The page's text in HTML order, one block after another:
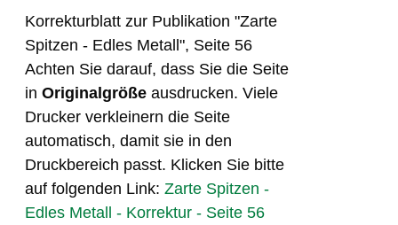
Korrekturblatt zur Publikation "Zarte
Spitzen - Edles Metall", Seite 56
Achten Sie darauf, dass Sie die Seite
inOriginalgröße ausdrucken. Viele
Drucker verkleinern die Seite
automatisch, damit sie in den
Druckbereich passt. Klicken Sie bitte
auf folgenden Link:Zarte Spitzen -
Edles Metall - Korrektur - Seite 56